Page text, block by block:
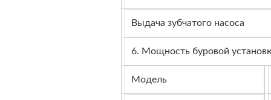
Выдача зубчатого насоса
6. Мощность буровой
Модель